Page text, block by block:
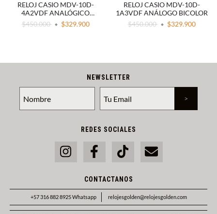
RELOJ CASIO MDV-10D-
4A2VDF ANALÓGICO
SALMÓN ACERO
$450.000 $329.900
RELOJ CASIO MDV-10D-
1A3VDF ANÁLOGO BICOLOR
$450.000
$329.900
NEWSLETTER
REDES SOCIALES
CONTACTANOS
+57 316 882 8925 Whatsapp relojesgolden@relojesgolden.com